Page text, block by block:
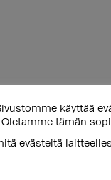
käyttää
Oletamme tämän
evästeitä